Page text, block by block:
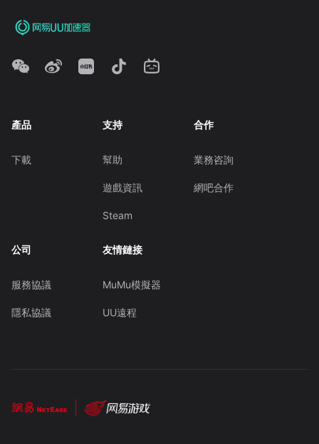
產品
下載
支持
幫助
遊戲資訊
Steam
合作
業務咨詢
網吧合作
公司
服務協議
隱私協議
友情鏈接
MuMu模擬器
UU遠程